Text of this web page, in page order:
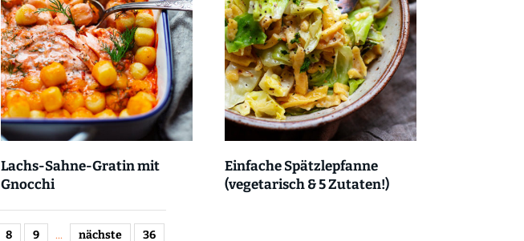
Lachs-Sahne-Gratin mit
Gnocchi
Einfache Spätzlepfanne
(vegetarisch & 5 Zutaten!)
8 9 ... nächste 36